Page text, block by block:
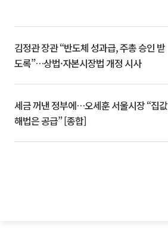
김정관 장관 “반도체 성과급, 주총 승인 받
도록”…상법·자본시장법 개정 시사
세금 꺼낸 정부에…오세훈 서울시장 “집값
해법은 공급” [종합]